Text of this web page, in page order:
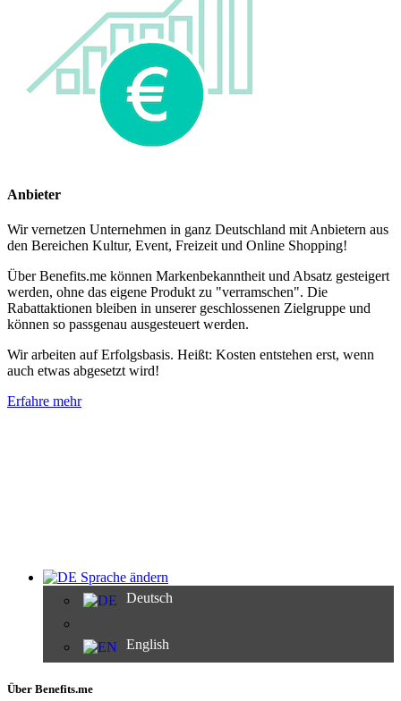
Anbieter
Wir vernetzen Unternehmen in ganz Deutschland mit Anbietern aus
den Bereichen Kultur, Event, Freizeit und Online Shopping!
Über Benefits.me können Markenbekanntheit und Absatz gesteigert
werden, ohne das eigene Produkt zu "verramschen". Die
Rabattaktionen bleiben in unserer geschlossenen Zielgruppe und
können so passgenau ausgesteuert werden.
Wir arbeiten auf Erfolgsbasis. Heißt: Kosten entstehen erst, wenn
auch etwas abgesetzt wird!
Erfahre mehr
Sprache ändern
Deutsch
English
Über Benefits.me